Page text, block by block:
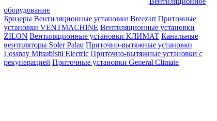
оборудование
Бризеры Вентиляционные установки Breezart Приточные
установки VENTMACHINE Вентиляционные установки
ZILON Вентиляционные установки КЛИМАТ Канальные
вентиляторы Soler Palau Приточно-вытяжные установки
Lossnay Mitsubishi Electric Приточно-вытяжные установки с
рекуперацией Приточные установки General Climate